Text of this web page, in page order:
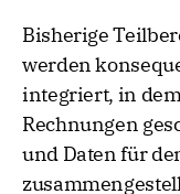
Bisherige
werden
integriert, in
Rechnungen
und Daten für